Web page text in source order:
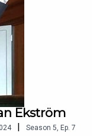
Ekström
| Season 5, Ep. 7